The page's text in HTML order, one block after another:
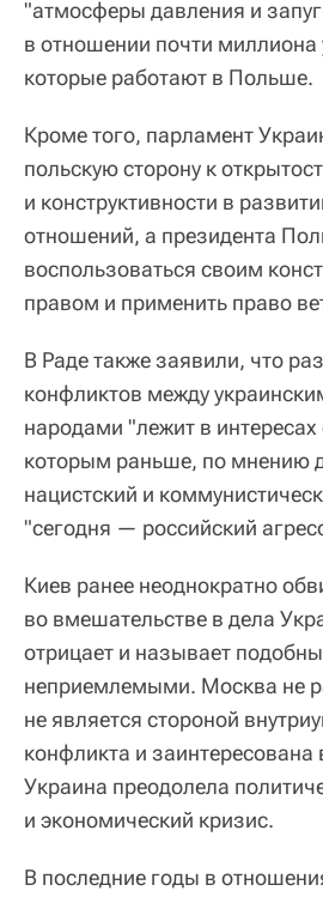
"атмосферы давления и
в отношении почти миллиона
которые работают в Польше.
Кроме того, парламент
польскую сторону к
и конструктивности в
отношений, а президента
воспользоваться своим
правом и применить право
В Раде также заявили, что
конфликтов между
народами "лежит в
которым раньше, по мнению
нацистский и
"сегодня — российский
Киев ранее неоднократно
во вмешательстве в дела
отрицает и называет
неприемлемыми. Москва не
не является стороной
конфликта и заинтересована
Украина преодолела
и экономический кризис.
В последние годы в